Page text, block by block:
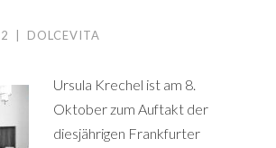
DOLCEVITA
Ursula Krechel ist am 8.
Oktober zum Auftakt der
diesjährigen Frankfurter